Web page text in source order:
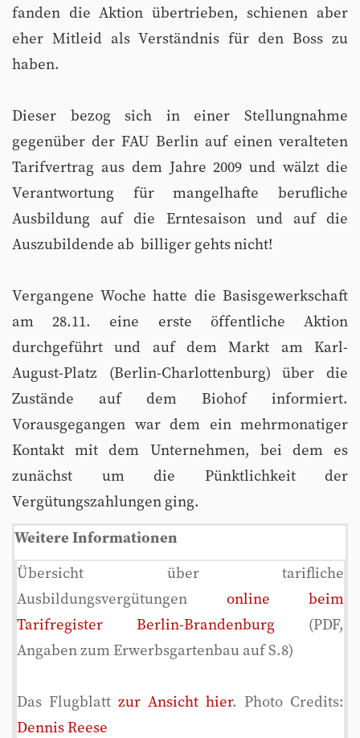
fanden die Aktion übertrieben, schienen aber
eher Mitleid als Verständnis für den Boss zu
haben.
Dieser bezog sich in einer Stellungnahme
gegenüber der FAU Berlin auf einen veralteten
Tarifvertrag aus dem Jahre 2009 und wälzt die
Verantwortung für mangelhafte berufliche
Ausbildung auf die Erntesaison und auf die
Auszubildende ab  billiger gehts nicht!
Vergangene Woche hatte die Basisgewerkschaft
am 28.11. eine erste öffentliche Aktion
durchgeführt und auf dem Markt am Karl-
August-Platz (Berlin-Charlottenburg) über die
Zustände auf dem Biohof informiert.
Vorausgegangen war dem ein mehrmonatiger
Kontakt mit dem Unternehmen, bei dem es
zunächst um die Pünktlichkeit der
Vergütungszahlungen ging.
Weitere Informationen
Übersicht über tarifliche
Ausbildungsvergütungen online beim
Tarifregister Berlin-Brandenburg (PDF,
Angaben zum Erwerbsgartenbau auf S.8)
Das Flugblatt zur Ansicht hier. Photo Credits:
Dennis Reese